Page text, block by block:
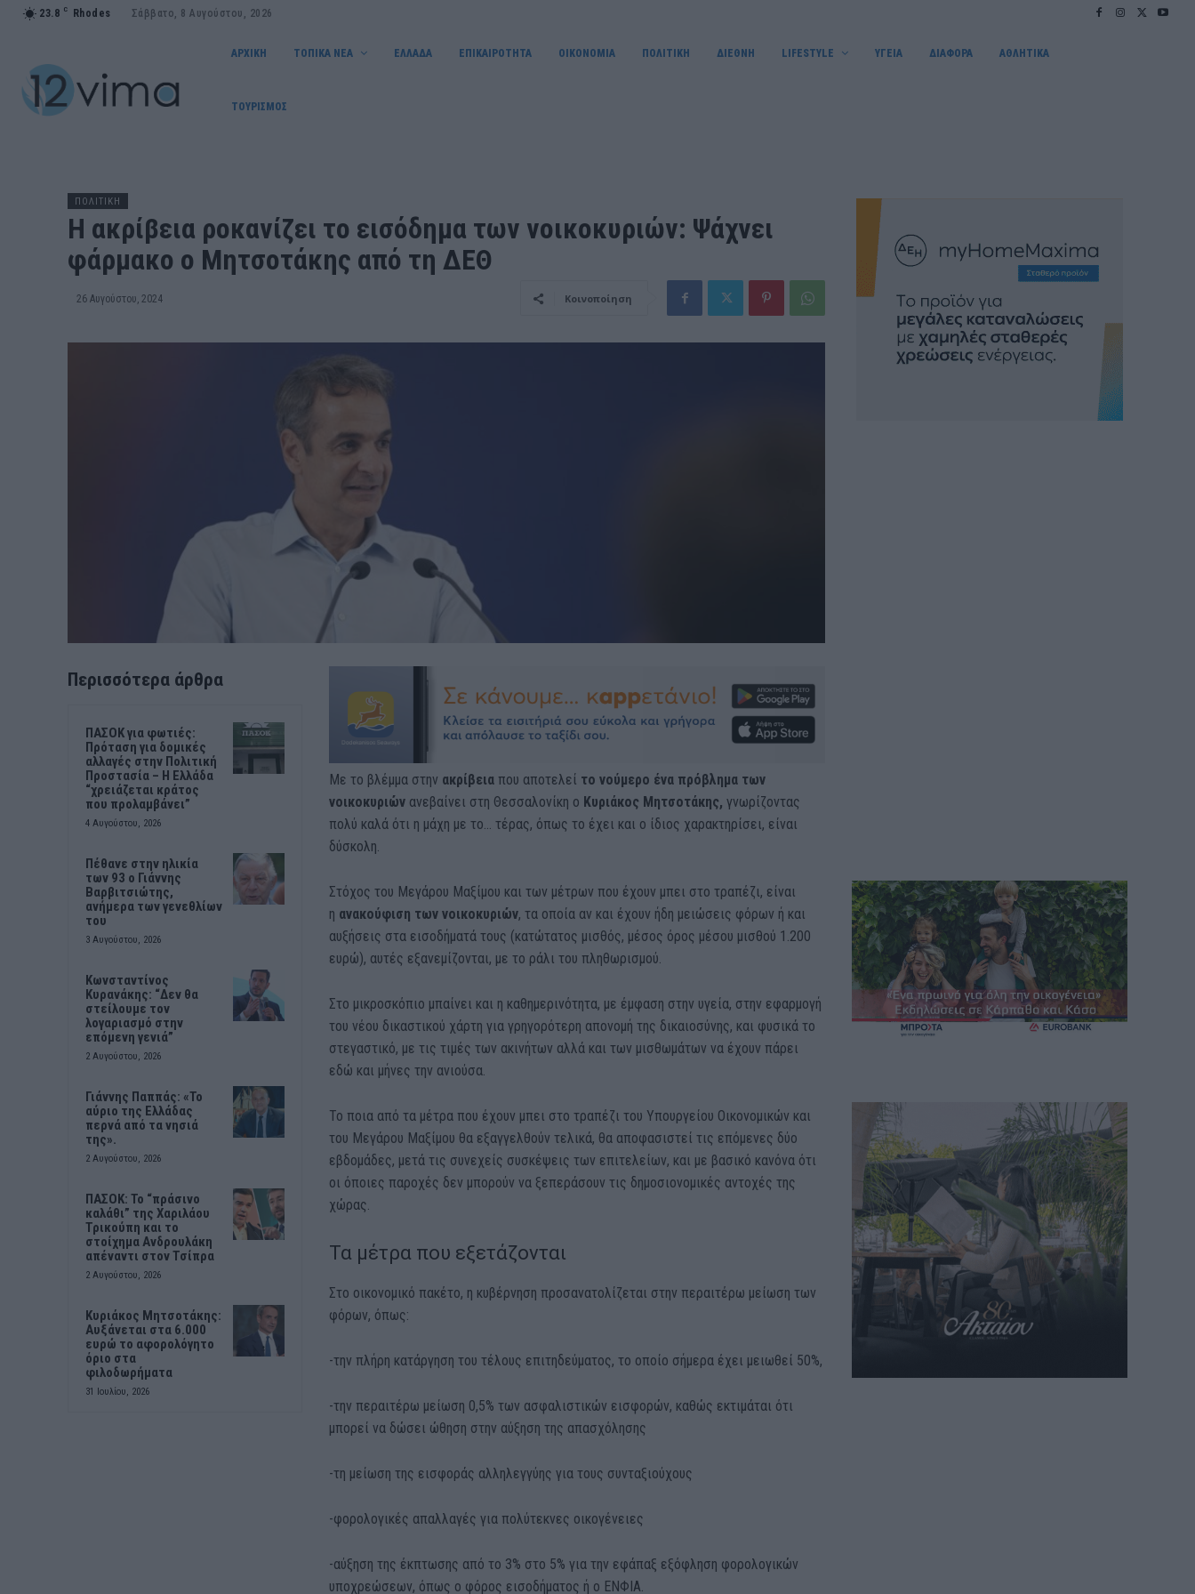
23.8 C Rhodes Σάββατο, 8 Αυγούστου, 2026
ΑΡΧΙΚΗ ΤΟΠΙΚΑ ΝΕΑ ΕΛΛΑΔΑ ΕΠΙΚΑΙΡΟΤΗΤΑ OIKONOMIA ΠΟΛΙΤΙΚΗ ΔΙΕΘΝΗ LIFESTYLE ΥΓΕΙΑ ΔΙΑΦΟΡΑ ΑΘΛΗΤΙΚΑ
ΤΟΥΡΙΣΜΟΣ
ΠΟΛΙΤΙΚΗ
Η ακρίβεια ροκανίζει το εισόδημα των νοικοκυριών: Ψάχνει
φάρμακο ο Μητσοτάκης από τη ΔΕΘ
26 Αυγούστου, 2024 Κοινοποίηση
Περισσότερα άρθρα
ΠΑΣΟΚ για φωτιές:
Πρόταση για δομικές
αλλαγές στην Πολιτική
Προστασία – Η Ελλάδα
“χρειάζεται κράτος
που προλαμβάνει”
4 Αυγούστου, 2026
Πέθανε στην ηλικία
των 93 ο Γιάννης
Βαρβιτσιώτης,
ανήμερα των γενεθλίων
του
3 Αυγούστου, 2026
Κωνσταντίνος
Κυρανάκης: “Δεν θα
στείλουμε τον
λογαριασμό στην
επόμενη γενιά”
2 Αυγούστου, 2026
Γιάννης Παππάς: «Το
αύριο της Ελλάδας
περνά από τα νησιά
της».
2 Αυγούστου, 2026
ΠΑΣΟΚ: Το “πράσινο
καλάθι” της Χαριλάου
Τρικούπη και το
στοίχημα Ανδρουλάκη
απέναντι στον Τσίπρα
2 Αυγούστου, 2026
Κυριάκος Μητσοτάκης:
Αυξάνεται στα 6.000
ευρώ το αφορολόγητο
όριο στα
φιλοδωρήματα
31 Ιουλίου, 2026
Με το βλέμμα στην ακρίβεια που αποτελεί το νούμερο ένα πρόβλημα των
νοικοκυριώνανεβαίνει στη Θεσσαλονίκη ο Κυριάκος Μητσοτάκης, γνωρίζοντας
πολύ καλά ότι η μάχη με το… τέρας, όπως το έχει και ο ίδιος χαρακτηρίσει, είναι
δύσκολη.
Στόχος του Μεγάρου Μαξίμου και των μέτρων που έχουν μπει στο τραπέζι, είναι
η ανακούφιση των νοικοκυριών, τα οποία αν και έχουν ήδη μειώσεις φόρων ή και
αυξήσεις στα εισοδήματά τους (κατώτατος μισθός, μέσος όρος μέσου μισθού 1.200
ευρώ), αυτές εξανεμίζονται, με το ράλι του πληθωρισμού.
Στο μικροσκόπιο μπαίνει και η καθημερινότητα, με έμφαση στην υγεία, στην εφαρμογή
του νέου δικαστικού χάρτη για γρηγορότερη απονομή της δικαιοσύνης, και φυσικά το
στεγαστικό, με τις τιμές των ακινήτων αλλά και των μισθωμάτων να έχουν πάρει
εδώ και μήνες την ανιούσα.
Το ποια από τα μέτρα που έχουν μπει στο τραπέζι του Υπουργείου Οικονομικών και
του Μεγάρου Μαξίμου θα εξαγγελθούν τελικά, θα αποφασιστεί τις επόμενες δύο
εβδομάδες, μετά τις συνεχείς συσκέψεις των επιτελείων, και με βασικό κανόνα ότι
οι όποιες παροχές δεν μπορούν να ξεπεράσουν τις δημοσιονομικές αντοχές της
χώρας.
Τα μέτρα που εξετάζονται
Στο οικονομικό πακέτο, η κυβέρνηση προσανατολίζεται στην περαιτέρω μείωση των
φόρων, όπως:
-την πλήρη κατάργηση του τέλους επιτηδεύματος, το οποίο σήμερα έχει μειωθεί 50%,
-την περαιτέρω μείωση 0,5% των ασφαλιστικών εισφορών, καθώς εκτιμάται ότι
μπορεί να δώσει ώθηση στην αύξηση της απασχόλησης
-τη μείωση της εισφοράς αλληλεγγύης για τους συνταξιούχους
-φορολογικές απαλλαγές για πολύτεκνες οικογένειες
-αύξηση της έκπτωσης από το 3% στο 5% για την εφάπαξ εξόφληση φορολογικών
υποχρεώσεων, όπως ο φόρος εισοδήματος ή ο ΕΝΦΙΑ.